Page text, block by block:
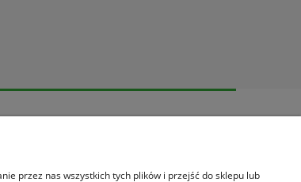
Informacje
Informacje o leasingu
przez nas wszystkich tych plików i przejść do sklepu lub